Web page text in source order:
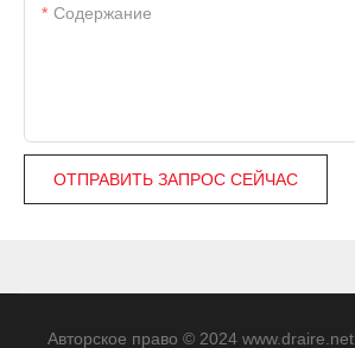
Содержание
ОТПРАВИТЬ ЗАПРОС СЕЙЧАС
Авторское право © 2024 www.draire.net